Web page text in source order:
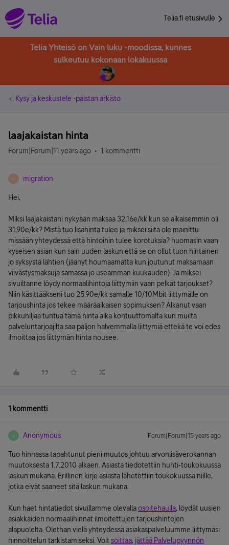
Telia.fi etusivulle
Telia Yhteisö on Vain luku -moodissa, kunnes
sulkeutuu kokonaan lokakuussa
Kysy ja keskustele -palstan arkisto
laajakaistan hinta
Forum|Forum|11 years ago 1 kommentti
M migration
Hei,
Miksi laajakaistani nykyään maksaa 32,16e/kk kun se aikaisemmin oli
31,90e/kk? Mistä tuo lisähinta tulee ja miksei siitä ole mainittu
missään yhteydessä että hintoihin tulee korotuksia? huomasin vaan
kyseisen asian kun sain uuden laskun että se on ollut tuon hintainen
jo syksystä lähtien (jäänyt houmaamatta kun joutunut maksamaan
viivästysmaksuja samassa jo useamman kuukauden). Ja miksei
sivuiltanne löydy normaalihintoja liittymiin vaan pelkät tarjoukset?
Niin käsittääkseni tuo 25,90e/kk samalle 10/10Mbit liittymälle on
tarjoushinta jos tekee määräaikaisen sopimuksen? Alkanut vaan
pikkuhiljaa tuntua tämä hinta aika kohtuuttomalta kun muilta
palveluntarjoajilta saa paljon halvemmalla liittymiä ettekä te voi edes
ilmoittaa jos liittymän hinta nousee.
1 kommentti
A Anonymous Forum|Forum|15 years ago
Tuo hinnassa tapahtunut pieni muutos johtuu arvonlisäverokannan
muutoksesta 1.7.2010 alkaen. Asiasta tiedotettiin huhti-toukokuussa
laskun mukana. Erillinen kirje asiasta lähetettiin toukokuussa niille,
jotka eivät saaneet sitä laskun mukana.
Kun haet hintatiedot sivuillamme olevallaosoitehaulla, löydät uusien
asiakkaiden normaalihinnat ilmoitettujen tarjoushintojen
alapuolelta. Olethan vielä yhteydessä asiakaspalveluumme liittymäsi
hinnoittelun tarkistamiseksi. Voit soittaa, jättää Palvelupyynnön